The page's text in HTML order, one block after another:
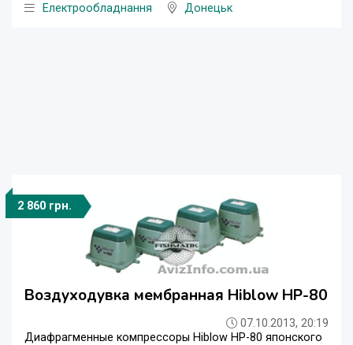
Електрообладнання
Донецьк
2 860 грн.
Воздуходувка мембранная Hiblow HР-80
07.10.2013, 20:19
Диафрагменные компрессоры Hiblow HР-80 японского